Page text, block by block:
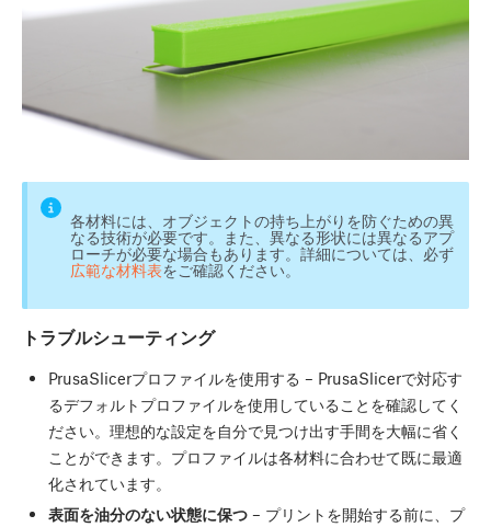
各材料には、オブジェクトの持ち上がりを防ぐための異
なる技術が必要です。また、異なる形状には異なるアプ
ローチが必要な場合もあります。詳細については、必ず
広範な材料表をご確認ください。
トラブルシューティング
PrusaSlicerプロファイルを使用する – PrusaSlicerで対応す
るデフォルトプロファイルを使用していることを確認してく
ださい。理想的な設定を自分で見つけ出す手間を大幅に省く
ことができます。プロファイルは各材料に合わせて既に最適
化されています。
表面を油分のない状態に保つ– プリントを開始する前に、プ